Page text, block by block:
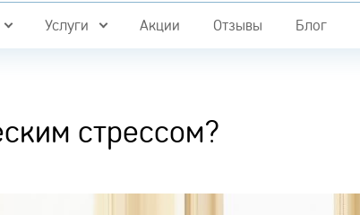
Услуги Акции Отзывы Блог
стрессом?